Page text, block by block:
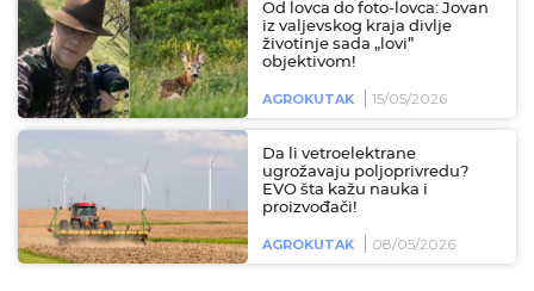
Od lovca do foto-lovca: Jovan
iz valjevskog kraja divlje
životinje sada „lovi”
objektivom!
AGROKUTAK 15/05/2026
Da li vetroelektrane
ugrožavaju poljoprivredu?
EVO šta kažu nauka i
proizvođači!
AGROKUTAK 08/05/2026